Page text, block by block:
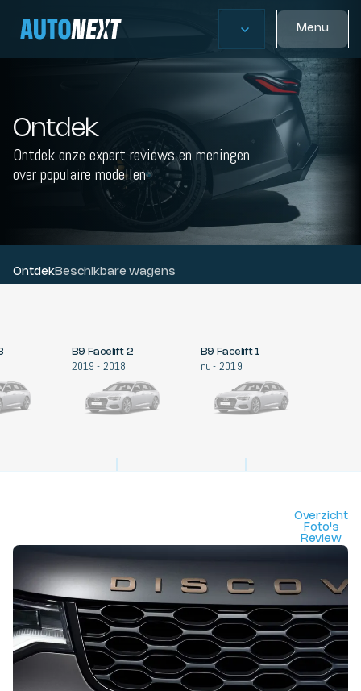
Menu
Ontdek
Ontdek onze expert reviews en meningen
over populaire modellen
OntdekBeschikbare wagens
B9 Facelift 1
2019 - nu
B9 Facelift 2
2018 - 2019
Overzicht
Foto's
Review